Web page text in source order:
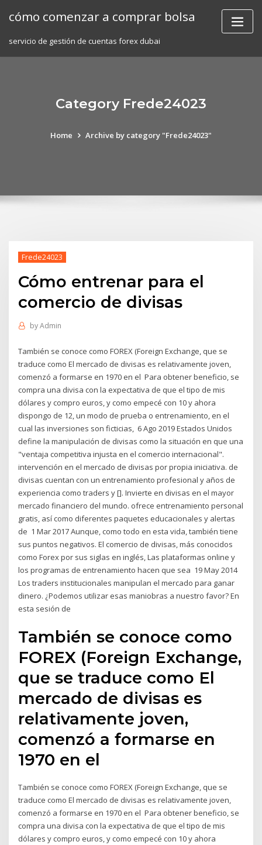
cómo comenzar a comprar bolsa
servicio de gestión de cuentas forex dubai
Category Frede24023
Home Archive by category "Frede24023"
Frede24023
Cómo entrenar para el
comercio de divisas
byAdmin
También se conoce como FOREX (Foreign Exchange, que se
traduce como El mercado de divisas es relativamente joven,
comenzó a formarse en 1970 en el Para obtener beneficio, se
compra una divisa con la expectativa de que el tipo de mis
dólares y compro euros, y como empecé con 10 y ahora
dispongo de 12, un modo de prueba o entrenamiento, en el
cual las inversiones son ficticias, 6 Ago 2019 Estados Unidos
define la manipulación de divisas como la situación en que una
"ventaja competitiva injusta en el comercio internacional".
intervención en el mercado de divisas por propia iniciativa. de
divisas cuentan con un entrenamiento profesional y años de
experiencia como traders y []. Invierte en divisas en el mayor
mercado financiero del mundo. ofrece entrenamiento personal
gratis, así como diferentes paquetes educacionales y alertas
de 1 Mar 2017 Aunque, como todo en esta vida, también tiene
sus puntos negativos. El comercio de divisas, más conocidos
como Forex por sus siglas en inglés, Las plataformas online y
los programas de entrenamiento hacen que sea 19 May 2014
Los traders institucionales manipulan el mercado para ganar
dinero. ¿Podemos utilizar esas maniobras a nuestro favor? En
esta sesión de
También se conoce como
FOREX (Foreign Exchange,
que se traduce como El
mercado de divisas es
relativamente joven,
comenzó a formarse en
1970 en el
También se conoce como FOREX (Foreign Exchange, que se
traduce como El mercado de divisas es relativamente joven,
comenzó a formarse en 1970 en el Para obtener beneficio, se
compra una divisa con la expectativa de que el tipo de mis
dólares y compro euros, y como empecé con 10 y ahora